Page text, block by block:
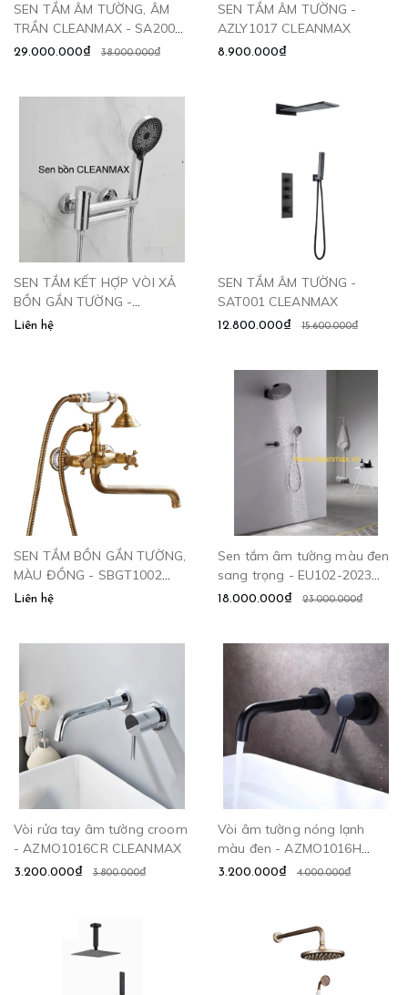
SEN TẮM ÂM TƯỜNG, ÂM
TRẦN CLEANMAX - SA2003
CLEANMAX
29.000.000₫ 38.000.000₫
SEN TẮM ÂM TƯỜNG -
AZLY1017 CLEANMAX
8.900.000₫
SEN TẮM KẾT HỢP VÒI XẢ
BỒN GẮN TƯỜNG -
SB2664.CR CLEANMAX
Liên hệ
SEN TẮM ÂM TƯỜNG -
SAT001 CLEANMAX
12.800.000₫ 15.600.000₫
SEN TẮM BỒN GẮN TƯỜNG,
MÀU ĐỒNG - SBGT1002
CLEANMAX
Liên hệ
Sen tắm âm tường màu đen
sang trọng - EU102-2023
CLEANMAX
18.000.000₫ 23.000.000₫
Vòi rửa tay âm tường croom
- AZMO1016CR CLEANMAX
3.200.000₫ 3.800.000₫
Vòi âm tường nóng lạnh
màu đen - AZMO1016H
CLEANMAX
3.200.000₫ 4.000.000₫